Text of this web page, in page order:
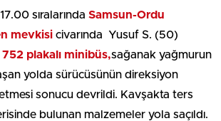
sıralarında Samsun-Ordu
mevkisi civarında Yusuf S. (50)
752 plakalı minibüs,sağanak yağmurun
yolda sürücüsünün direksiyon
sonucu devrildi. Kavşakta ters
bulunan malzemeler yola saçıldı.